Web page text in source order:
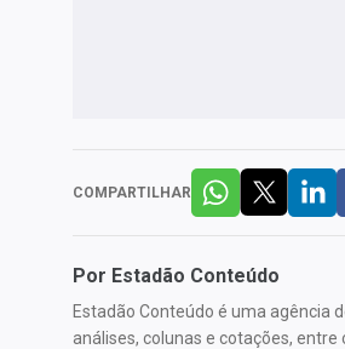
COMPARTILHAR
Por Estadão Conteúdo
Estadão Conteúdo é uma agência
análises, colunas e cotações, entre